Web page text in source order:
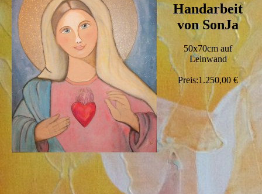
Handarbeit
von SonJa
50x70cm auf
Leinwand
Preis:1.250,00 €